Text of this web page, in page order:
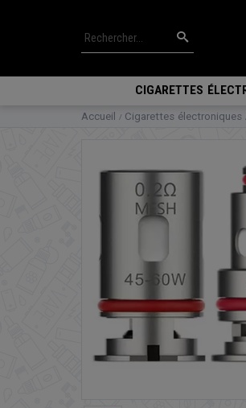
CIGARETTES
Accueil Cigarettes électroniques